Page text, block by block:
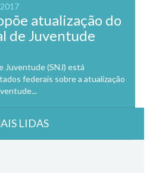
atualização do
de Juventude
Juventude (SNJ) está
federais sobre a atualização
LIDAS